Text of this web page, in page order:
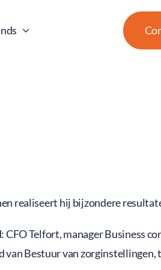
realiseert hij bijzondere
Telfort, manager Business
van Bestuur van zorginstellingen,